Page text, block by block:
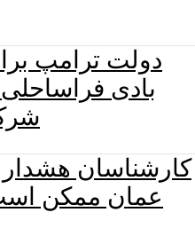
دولت ترامپ
کارشناسان هشدار
عمان ممکن